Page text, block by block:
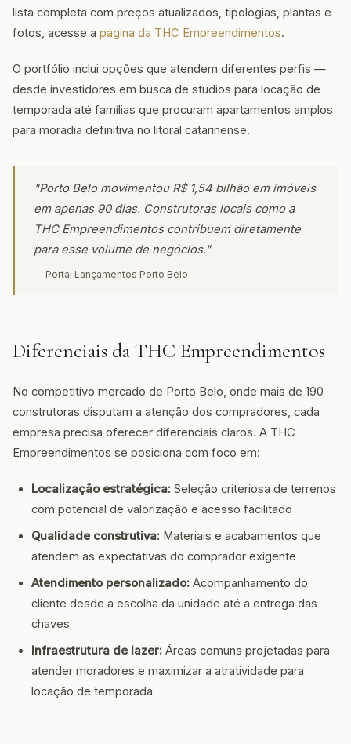
lista completa com preços atualizados, tipologias, plantas e
fotos, acesse a página da THC Empreendimentos.
O portfólio inclui opções que atendem diferentes perfis —
desde investidores em busca de studios para locação de
temporada até famílias que procuram apartamentos amplos
para moradia definitiva no litoral catarinense.
"Porto Belo movimentou R$ 1,54 bilhão em imóveis
em apenas 90 dias. Construtoras locais como a
THC Empreendimentos contribuem diretamente
para esse volume de negócios."
— Portal Lançamentos Porto Belo
Diferenciais da THC Empreendimentos
No competitivo mercado de Porto Belo, onde mais de 190
construtoras disputam a atenção dos compradores, cada
empresa precisa oferecer diferenciais claros. A THC
Empreendimentos se posiciona com foco em:
Localização estratégica: Seleção criteriosa de terrenos
com potencial de valorização e acesso facilitado
Qualidade construtiva: Materiais e acabamentos que
atendem as expectativas do comprador exigente
Atendimento personalizado: Acompanhamento do
cliente desde a escolha da unidade até a entrega das
chaves
Infraestrutura de lazer: Áreas comuns projetadas para
atender moradores e maximizar a atratividade para
locação de temporada